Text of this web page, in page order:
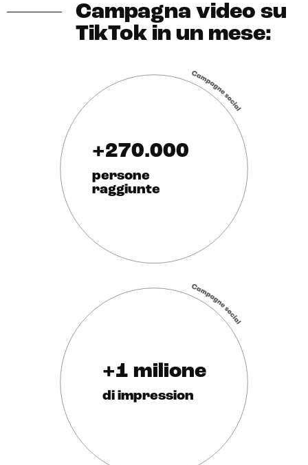
Campagna video su
TikTok in un mese:
+270.000
persone
raggiunte
+1 milione
di impression